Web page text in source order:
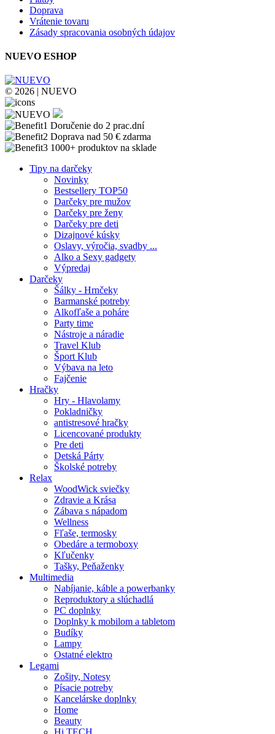
Doprava
Vrátenie tovaru
Zásady spracovania osobných údajov
NUEVO ESHOP
© 2026 | NUEVO
Doručenie do 2 prac.dní
Doprava nad 50 € zdarma
1000+ produktov na sklade
Tipy na darčeky
Novinky
Bestsellery TOP50
Darčeky pre mužov
Darčeky pre ženy
Darčeky pre deti
Dizajnové kúsky
Oslavy, výročia, svadby ...
Alko a Sexy gadgety
Výpredaj
Darčeky
Šálky - Hrnčeky
Barmanské potreby
Alkofľaše a poháre
Party time
Nástroje a náradie
Travel Klub
Šport Klub
Výbava na leto
Fajčenie
Hračky
Hry - Hlavolamy
Pokladničky
antistresové hračky
Licencované produkty
Pre deti
Detská Párty
Školské potreby
Relax
WoodWick sviečky
Zdravie a Krása
Zábava s nápadom
Wellness
Fľaše, termosky
Obedáre a termoboxy
Kľučenky
Tašky, Peňaženky
Multimedia
Nabíjanie, káble a powerbanky
Reproduktory a slúchadlá
PC doplnky
Doplnky k mobilom a tabletom
Budíky
Lampy
Ostatné elektro
Legami
Zošity, Notesy
Písacie potreby
Kancelárske doplnky
Home
Beauty
Hi TECH